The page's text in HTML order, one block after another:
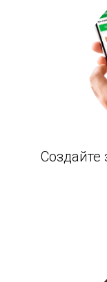
Создайте